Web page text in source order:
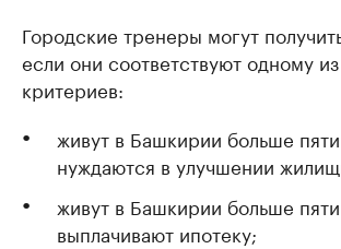
Городские тренеры могут
если они соответствуют одному
критериев:
живут в Башкирии больше
нуждаются в улучшении
живут в Башкирии больше
выплачивают ипотеку;